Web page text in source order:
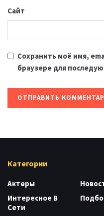
Сайт
Сохранить моё имя,
браузере для
Категории
Актеры
Интересное В
Сети